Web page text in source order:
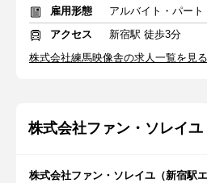
雇用形態
アルバイト・パート
アクセス
新宿駅 徒歩3分
株式会社練馬映像舎の求人一覧を見る
株式会社ファン・ソレイユ
株式会社ファン・ソレイユ（新宿駅エ